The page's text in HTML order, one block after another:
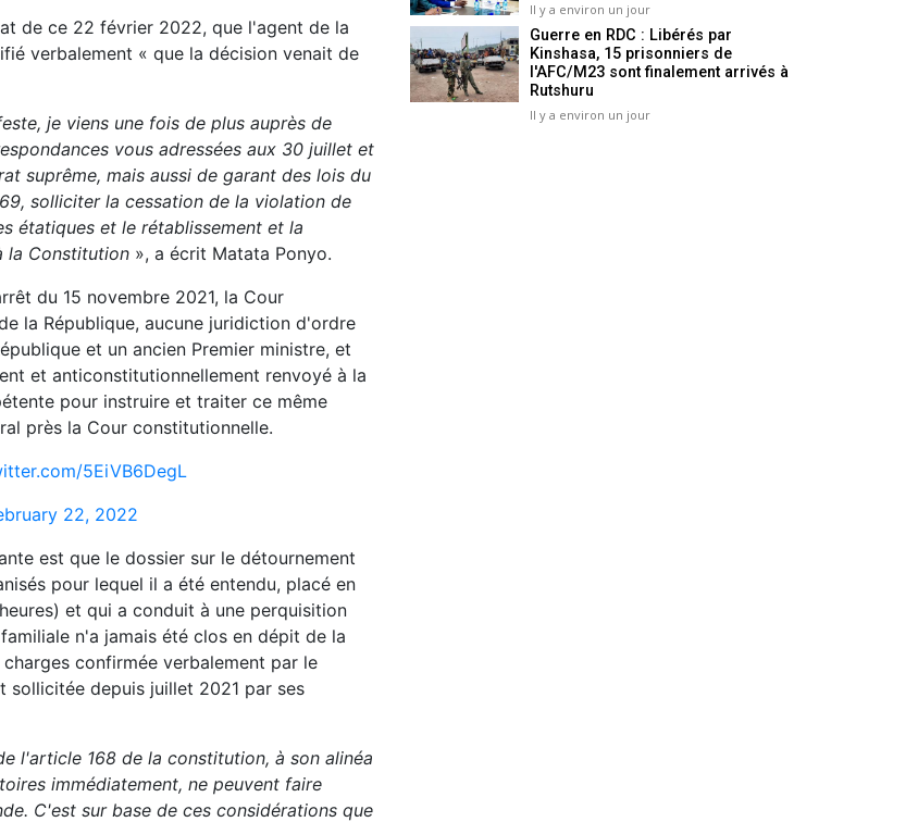
de ce 22 février 2022, que l'agent de la
verbalement « que la décision venait de
je viens une fois de plus auprès de
vous adressées aux 30 juillet et
suprême, mais aussi de garant des lois du
solliciter la cessation de la violation de
étatiques et le rétablissement et la
la Constitution », a écrit Matata Ponyo.
du 15 novembre 2021, la Cour
la République, aucune juridiction d'ordre
et un ancien Premier ministre, et
et anticonstitutionnellement renvoyé à la
pour instruire et traiter ce même
près la Cour constitutionnelle.
5EiVB6DegL
22, 2022
est que le dossier sur le détournement
pour lequel il a été entendu, placé en
et qui a conduit à une perquisition
n'a jamais été clos en dépit de la
confirmée verbalement par le
sollicitée depuis juillet 2021 par ses
l'article 168 de la constitution, à son alinéa
immédiatement, ne peuvent faire
C'est sur base de ces considérations que
Il y a environ un jour
Guerre en RDC : Libérés par
Kinshasa, 15 prisonniers de
l'AFC/M23 sont finalement arrivés à
Rutshuru
Il y a environ un jour